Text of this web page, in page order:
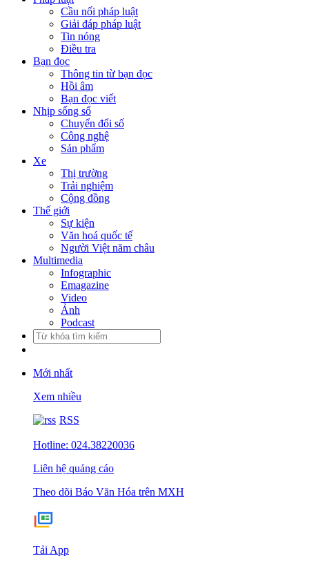
Cầu nối pháp luật
Giải đáp pháp luật
Tin nóng
Điều tra
Bạn đọc
Thông tin từ bạn đọc
Hồi âm
Bạn đọc viết
Nhịp sống số
Chuyển đổi số
Công nghệ
Sản phẩm
Xe
Thị trường
Trải nghiệm
Cộng đồng
Thế giới
Sự kiện
Văn hoá quốc tế
Người Việt năm châu
Multimedia
Infographic
Emagazine
Video
Ảnh
Podcast
Mới nhất
Xem nhiều
RSS
Hotline: 024.38220036
Liên hệ quảng cáo
Theo dõi Báo Văn Hóa trên MXH
Tải App